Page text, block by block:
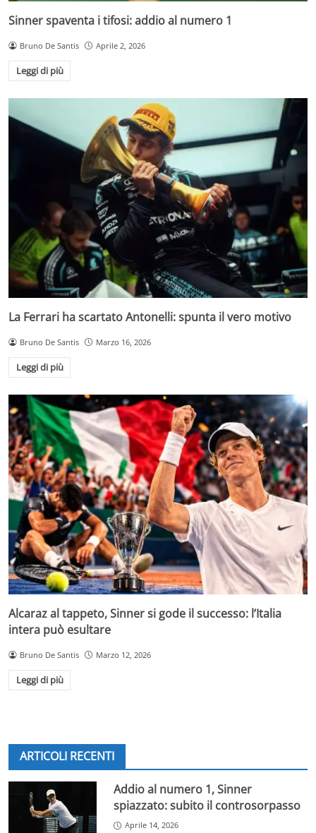
Sinner spaventa i tifosi: addio al numero 1
Bruno De Santis Aprile 2, 2026
Leggi di più
La Ferrari ha scartato Antonelli: spunta il vero motivo
Bruno De Santis Marzo 16, 2026
Leggi di più
Alcaraz al tappeto, Sinner si gode il successo: l’Italia
intera può esultare
Bruno De Santis Marzo 12, 2026
Leggi di più
ARTICOLI RECENTI
Addio al numero 1, Sinner
spiazzato: subito il controsorpasso
Aprile 14, 2026